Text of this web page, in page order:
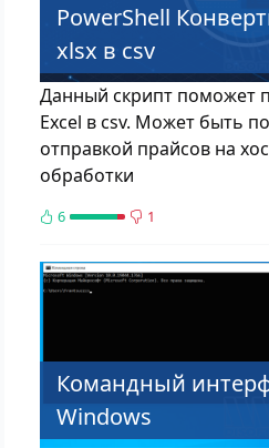
PowerShell
xlsx в csv
Данный скрипт поможет
Excel в csv. Может быть
отправкой прайсов на
обработки
6 1
Командный
Windows